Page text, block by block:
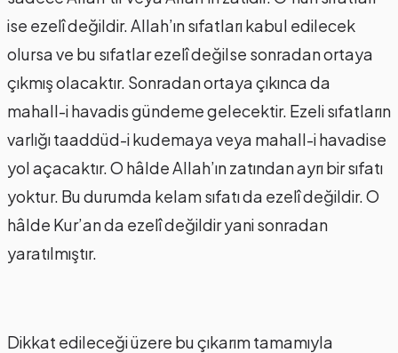
ise ezelî değildir. Allah’ın sıfatları kabul edilecek
olursa ve bu sıfatlar ezelî değilse sonradan ortaya
çıkmış olacaktır. Sonradan ortaya çıkınca da
mahall-i havadis gündeme gelecektir. Ezeli sıfatların
varlığı taaddüd-i kudemaya veya mahall-i havadise
yol açacaktır. O hâlde Allah’ın zatından ayrı bir sıfatı
yoktur. Bu durumda kelam sıfatı da ezelî değildir. O
hâlde Kur’an da ezelî değildir yani sonradan
yaratılmıştır.
Dikkat edileceği üzere bu çıkarım tamamıyla